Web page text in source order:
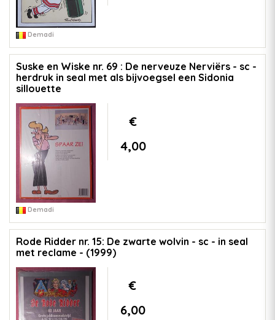
Demadi
Suske en Wiske nr. 69 : De nerveuze Nerviërs - sc -
herdruk in seal met als bijvoegsel een Sidonia
sillouette
€
4,00
Demadi
Rode Ridder nr. 15: De zwarte wolvin - sc - in seal
met reclame - (1999)
€
6,00